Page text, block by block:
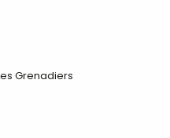
Grenadiers